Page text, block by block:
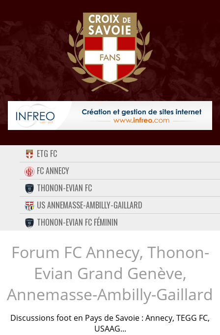
ACCUEIL
FORUM
CONTACT
FACEBOOK
TWITTER
INSTAGRAM
ETG FC
FC ANNECY
THONON-EVIAN FC
US ANNEMASSE-AMBILLY-GAILLARD
THONON-EVIAN FC FÉMININ
Forum FC Annecy, Thonon-
Evian Grand Genève,
Annemasse-Ambilly-Gaillard
Discussions foot en Pays de Savoie : Annecy, TEGG FC,
USAAG...